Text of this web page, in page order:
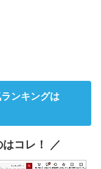
ンキングは
コレ！ ／